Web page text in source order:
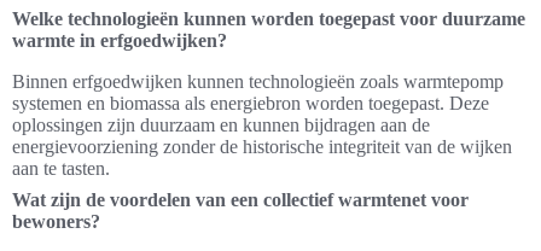
Welke technologieën kunnen worden toegepast voor duurzame
warmte in erfgoedwijken?
Binnen erfgoedwijken kunnen technologieën zoals warmtepomp
systemen en biomassa als energiebron worden toegepast. Deze
oplossingen zijn duurzaam en kunnen bijdragen aan de
energievoorziening zonder de historische integriteit van de wijken
aan te tasten.
Wat zijn de voordelen van een collectief warmtenet voor
bewoners?